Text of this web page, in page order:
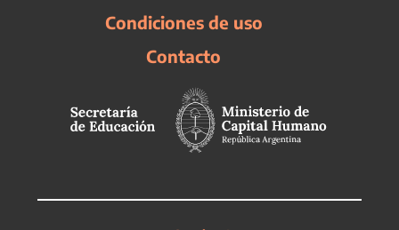
Condiciones de uso
Contacto